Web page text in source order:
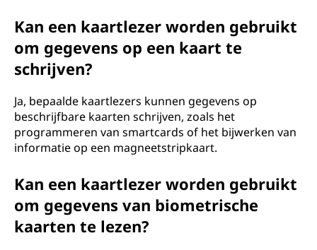
Kan een kaartlezer worden gebruikt
om gegevens op een kaart te
schrijven?
Ja, bepaalde kaartlezers kunnen gegevens op
beschrijfbare kaarten schrijven, zoals het
programmeren van smartcards of het bijwerken van
informatie op een magneetstripkaart.
Kan een kaartlezer worden gebruikt
om gegevens van biometrische
kaarten te lezen?